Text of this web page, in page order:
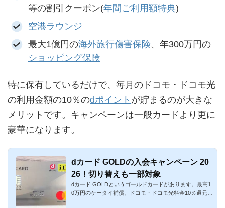
等の割引クーポン(年間ご利用額特典)
空港ラウンジ
最大1億円の海外旅行傷害保険、年300万円の
ショッピング保険
特に保有しているだけで、毎月のドコモ・ドコモ光
の利用金額の10％のdポイント が貯まるのが大きな
メリットです。キャンペーンは一般カードより更に
豪華になります。
dカード GOLDの入会キャンペーン 20
26！切り替えも一部対象
dカード GOLDというゴールドカードがあります。最高1
0万円のケータイ補償、ドコモ・ドコモ光料金10％還元、